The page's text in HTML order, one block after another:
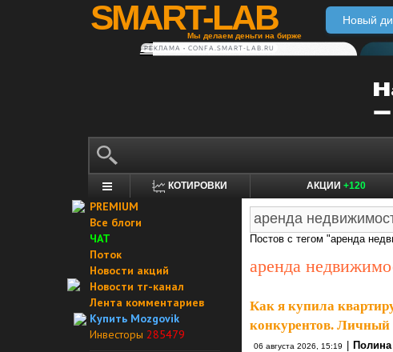
SMART-LAB
Мы делаем деньги на бирже
Новый
РЕКЛАМА • CONFA.SMART-LAB.RU
КОТИРОВКИ АКЦИИ +120
PREMIUM
Все блоги
ЧАТ
Поток
Новости акций
Новости тг-канал
Лента комментариев
Купить Mozgovik
Инвесторы 285479
Постов с тегом "аренда
аренда
Как я купила
конкурентов.
06 августа 2026, 15:19 |